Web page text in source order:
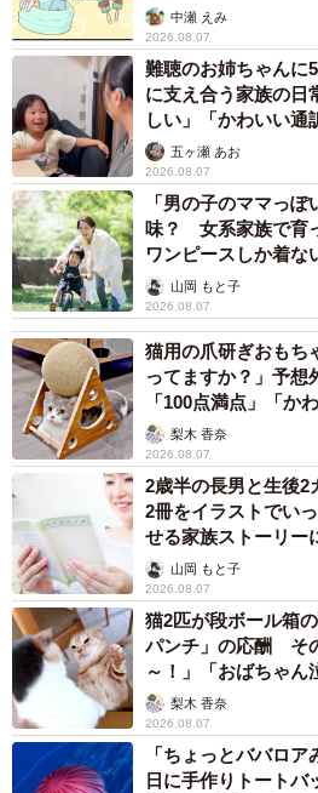
中瀬 えみ
2026.08.07
難聴のお姉ちゃん
に支え合う家族の日
しい」「かわいい通
五ヶ瀬 あお
2026.08.07
「男の子のママっ
味？ 女系家族で育
ワンピースしか着
へんが…
山岡 もと子
2026.08.07
猫用の爪研ぎおも
ってますか？」予
「100点満点」「か
梨木 香奈
2026.08.07
2歳半の長男と生後
2冊をイラストでい
せる家族ストーリー
山岡 もと子
2026.08.07
猫2匹が段ボール箱
パンチ」の応酬 そ
～！」「おばちゃん
梨木 香奈
2026.08.07
「ちょっとババロ
日に手作りトート